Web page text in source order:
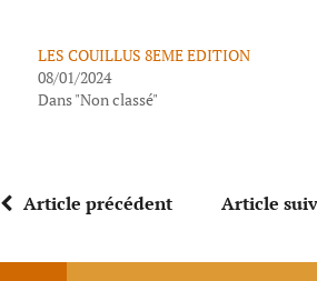
LES COUILLUS 8EME EDITION
08/01/2024
Dans "Non classé"
Article précédent Article